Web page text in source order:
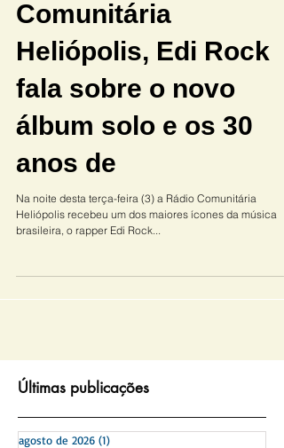
Em entrevista a Rádio
Comunitária
Heliópolis, Edi Rock
fala sobre o novo
álbum solo e os 30
anos de
Na noite desta terça-feira (3) a Rádio Comunitária
​Últimas publicações